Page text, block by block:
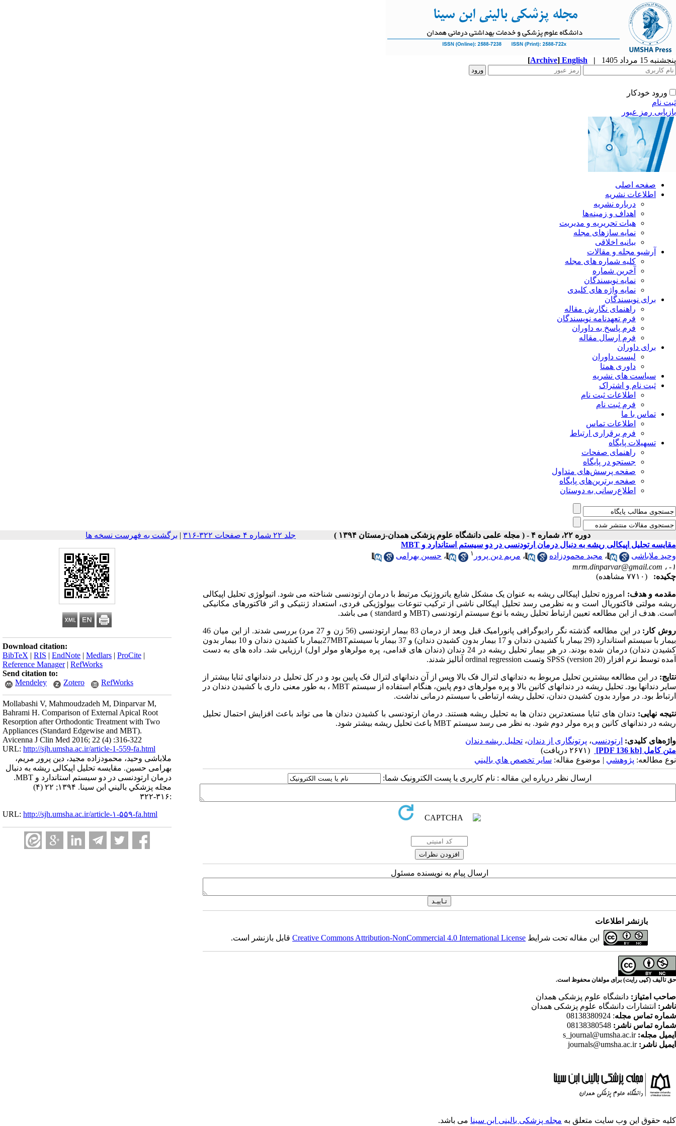
پنجشنبه 15 مرداد 1405 |
English
[Archive]
ورود خودکار
ثبت نام
بازیابی رمز عبور
صفحه اصلی
اطلاعات نشریه
درباره نشریه
اهداف و زمینه‌ها
هیات تحریریه و مدیریت
نمایه سازهای مجله
بیانیه اخلاقی
آرشیو مجله و مقالات
کلیه شماره های مجله
آخرین شماره
نمایه نویسندگان
نمایه واژه های کلیدی
برای نویسندگان
راهنمای نگارش مقاله
فرم تعهدنامه نویسندگان
فرم پاسخ به داوران
فرم ارسال مقاله
برای داوران
لیست داوران
داوری همتا
سیاست های نشریه
ثبت نام و اشتراک
اطلاعات ثبت نام
فرم ثبت نام
تماس با ما
اطلاعات تماس
فرم برقراری ارتباط
تسهیلات پایگاه
راهنمای صفحات
جستجو در پایگاه
صفحه پرسش‌های متداول
صفحه برترین‌های پایگاه
اطلاع‌رسانی به دوستان
دوره ۲۲، شماره ۴ - ( مجله علمی دانشگاه علوم پزشکی همدان-زمستان ۱۳۹۴ ) جلد ۲۲ شماره ۴ صفحات ۳۲۲-۳۱۶ | برگشت به فهرست نسخه ها
Download citation:
BibTeX | RIS | EndNote | Medlars | ProCite |
Reference Manager| RefWorks
Send citation to:
Mendeley
Zotero RefWorks
Mollabashi V, Mahmoudzadeh M, Dinparvar M,
Bahrami H. Comparison of External Apical Root
Resorption after Orthodontic Treatment with Two
Appliances (Standard Edgewise and MBT).
Avicenna J Clin Med 2016; 22 (4) :316-322
URL: http://sjh.umsha.ac.ir/article-1-559-fa.html
ملاباشی وحید، محمودزاده مجید، دین پرور مریم،
بهرامی حسین. مقایسه تحلیل اپیکالی ریشه به دنبال
درمان ارتودنسی در دو سیستم استاندارد و MBT.
مجله پزشكي باليني ابن سينا. ۱۳۹۴; ۲۲ (۴)
:۳۱۶-۳۲۲
URL: http://sjh.umsha.ac.ir/article-۱-۵۵۹-fa.html
مقایسه تحلیل اپیکالی ریشه به دنبال درمان ارتودنسی در دو سیستم استاندارد و MBT
وحید ملاباشی
، مجید محمودزاده ، مریم دین پرور ۱ ، حسین بهرامی
۱- ،
mrm.dinparvar@gmail.com
چکیده:
(۷۷۱۰ مشاهده)
مقدمه و هدف: امروزه تحلیل اپیکالی ریشه به عنوان یک مشکل شایع یاتروژنیک مرتبط با درمان ارتودنسی شناخته می شود. اتیولوژی تحلیل اپیکالی
ریشه مولتی فاکتوریال است و به نظرمی رسد تحلیل اپیکالی ناشی از ترکیب تنوعات بیولوژیکی فردی، استعداد ژنتیکی و اثر فاکتورهای مکانیکی
است. هدف از این مطالعه تعیین ارتباط تحلیل ریشه با نوع سیستم ارتودنسی (MBT و standard ) می باشد.
روش کار:
در این مطالعه گذشته نگر رادیوگرافی پانورامیک قبل وبعد از درمان 83 بیمار ارتودنسی (56 زن و 27 مرد) بررسی شدند. از این میان 46
بیمار با سیستم استاندارد (29 بیمار با کشیدن دندان و 17 بیمار بدون کشیدن دندان) و 37 بیمار با سیستم27MBTبیمار با کشیدن دندان و 10 بیمار بدون
کشیدن دندان) درمان شده بودند. در هر بیمار تحلیل ریشه در 24 دندان (دندان های قدامی، پره مولرهاو مولر اول) ارزیابی شد. داده های به دست
آمده توسط نرم افزار SPSS (version 20) وتست ordinal regression آنالیز شدند.
نتایج: در این مطالعه بیشترین تحلیل مربوط به دندانهای لترال فک بالا وپس از آن دندانهای لترال فک پایین بود و در کل تحلیل در دندانهای ثنایا بیشتر از
سایر دندانها بود. تحلیل ریشه در دندانهای کانین بالا و پره مولرهای دوم پایین، هنگام استفاده از سیستمMBT ، به طور معنی داری با کشیدن دندان در
ارتباط بود. در موارد بدون کشیدن دندان، تحلیل ریشه ارتباطی با سیستم درمانی نداشت.
نتیجه نهایی: دندان های ثنایا مستعدترین دندان ها به تحلیل ریشه هستند. درمان ارتودنسی با کشیدن دندان ها می تواند باعث افزایش احتمال تحلیل
ریشه در دندانهای کانین و پره مولر دوم شود. به نظر می رسد سیستم MBT باعث تحلیل ریشه بیشتر شود.
واژه‌های کلیدی: ارتودنسی، پرتونگاری از دندان، تحلیل ریشه دندان
متن کامل [PDF 136 kb]
(۲۶۷۱ دریافت)
نوع مطالعه: پژوهشي | موضوع مقاله: سایر تخصص هاي باليني
ارسال نظر درباره این مقاله : نام کاربری یا پست الکترونیک شما:
ارسال پیام به نویسنده مسئول
بازنشر اطلاعات
این مقاله تحت شرایط Creative Commons Attribution-NonCommercial 4.0 International Licenseقابل بازنشر است.
حق تالیف (کپی رایت) برای مولفان محفوظ است.
صاحب امتیاز: دانشگاه علوم پزشکی همدان
ناشر: انتشارات دانشگاه علوم پزشکی همدان
شماره تماس مجله: 08138380924
شماره تماس ناشر:
ایمیل مجله: s_journal@umsha.ac.ir
ایمیل ناشر: journals@umsha.ac.ir
کلیه حقوق این وب سایت متعلق به مجله پزشکی بالینی ابن سینا می باشد.